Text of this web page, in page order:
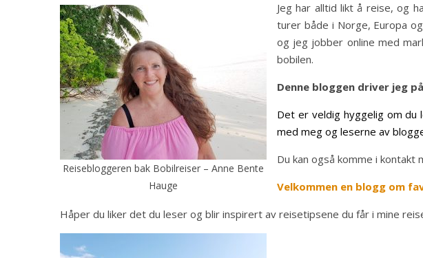
Reisebloggeren bak Bobilreiser – Anne Bente
Hauge
Jeg har alltid likt å reise, og
turer både i Norge, Europa
og jeg jobber online med
bobilen.
Denne bloggen driver jeg
Det er veldig hyggelig om du
med meg og leserne av
Du kan også komme i kontakt
Velkommen en blogg om
Håper du liker det du leser og blir inspirert av reisetipsene du får i mine